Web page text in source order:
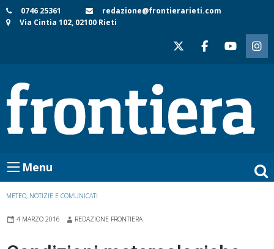
Skip
to
0746 25361
redazione@frontierarieti.com
Via Cintia 102, 02100 Rieti
Menu
METEO, NOTIZIE E COMUNICATI
4 MARZO 2016 REDAZIONE FRONTIERA